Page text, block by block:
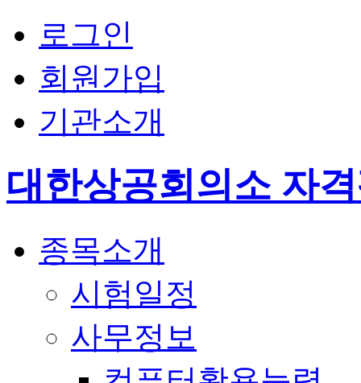
로그인
회원가입
기관소개
대한상공회의소 자
종목소개
시험일정
사무정보